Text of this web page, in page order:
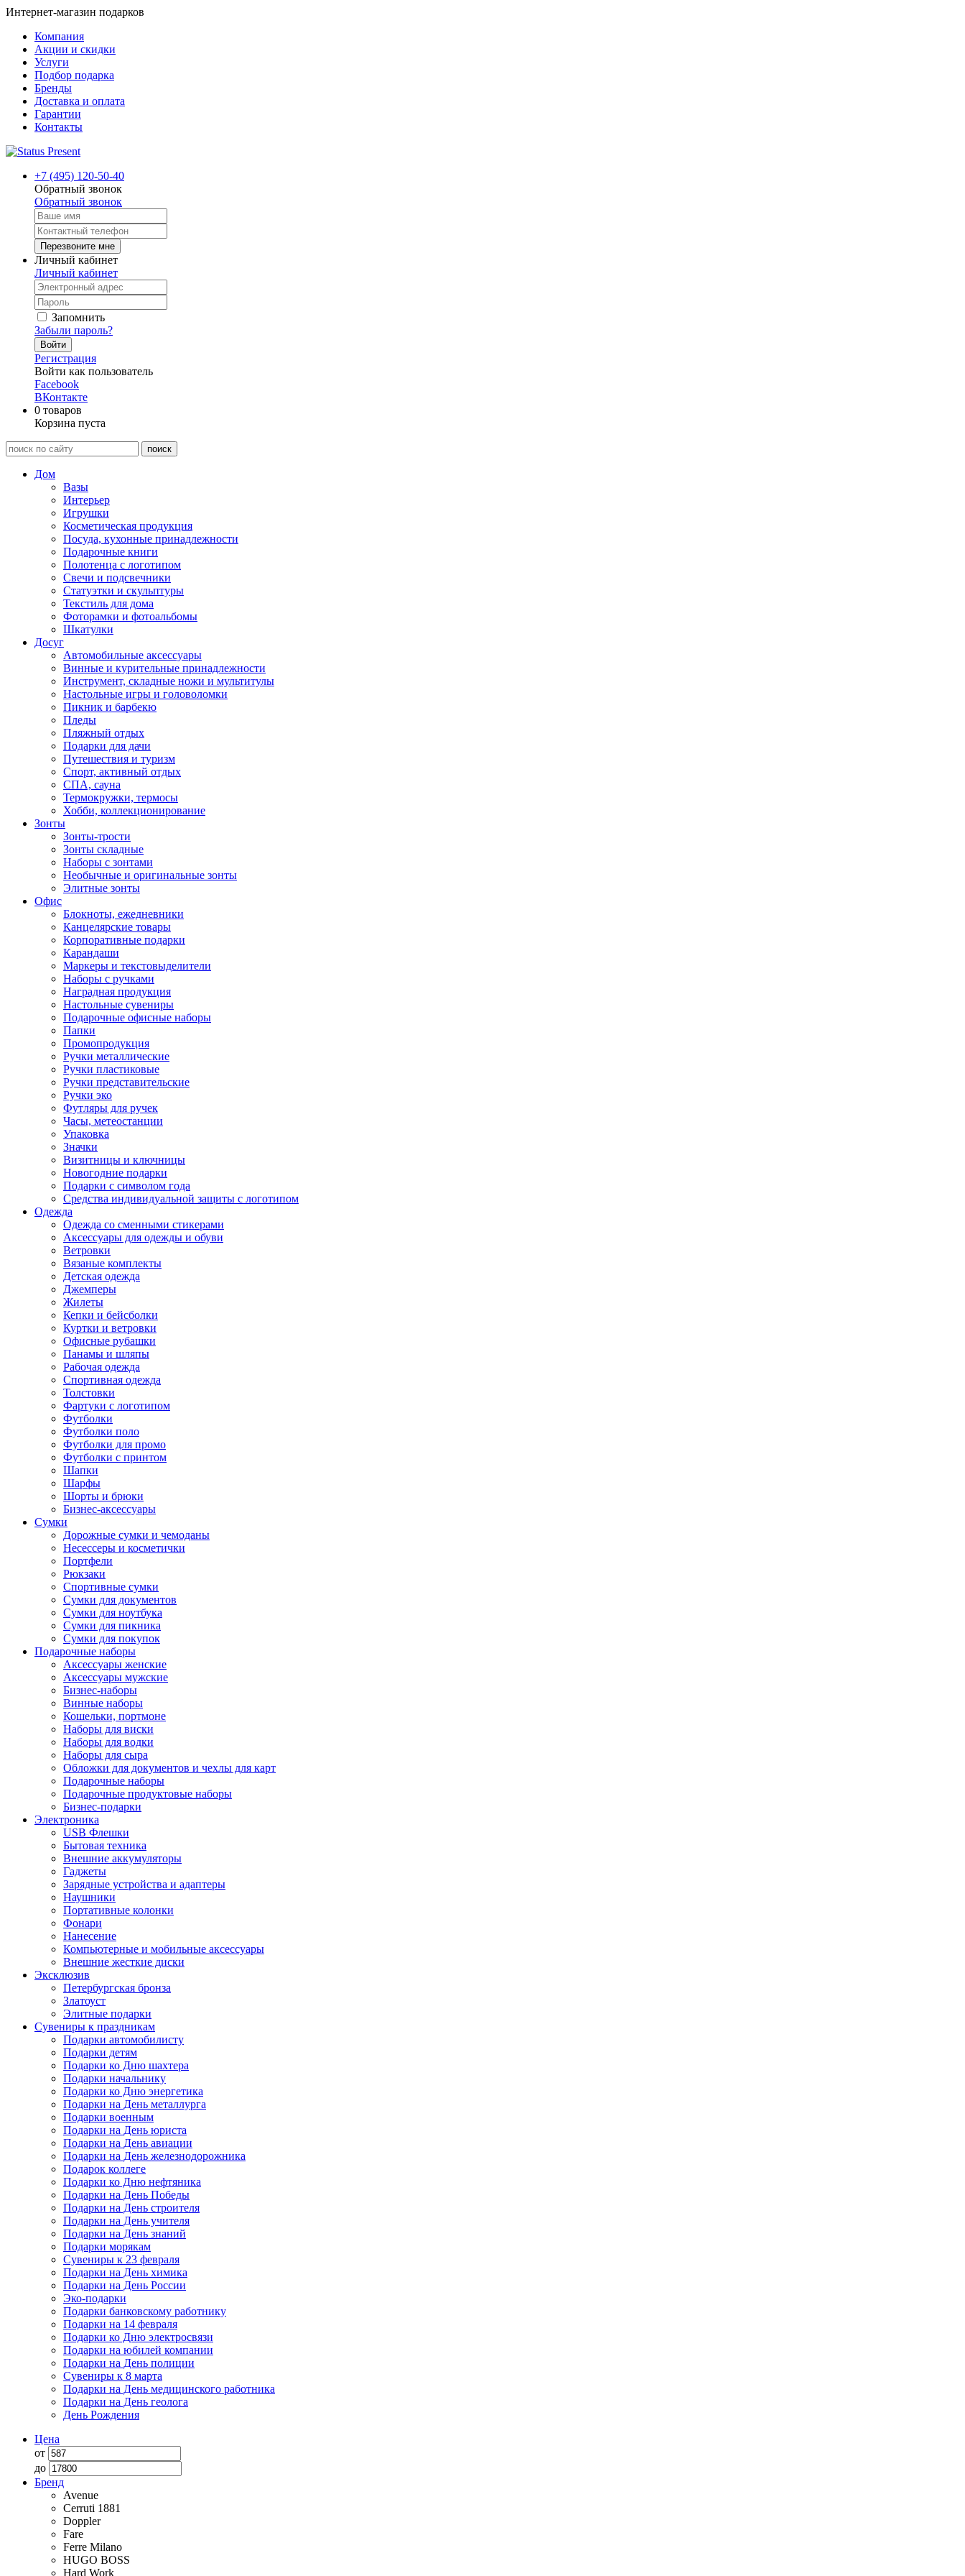
Интернет-магазин подарков
Компания
Акции и скидки
Услуги
Подбор подарка
Бренды
Доставка и оплата
Гарантии
Контакты
+7 (495) 120-50-40
Обратный звонок
Обратный звонок
Перезвоните мне
Личный кабинет
Личный кабинет
Запомнить
Забыли пароль?
Войти
Регистрация
Войти как пользователь
Facebook
ВКонтакте
0 товаров
Корзина пуста
Дом
Вазы
Интерьер
Игрушки
Косметическая продукция
Посуда, кухонные принадлежности
Подарочные книги
Полотенца с логотипом
Свечи и подсвечники
Статуэтки и скульптуры
Текстиль для дома
Фоторамки и фотоальбомы
Шкатулки
Досуг
Автомобильные аксессуары
Винные и курительные принадлежности
Инструмент, складные ножи и мультитулы
Настольные игры и головоломки
Пикник и барбекю
Пледы
Пляжный отдых
Подарки для дачи
Путешествия и туризм
Спорт, активный отдых
СПА, сауна
Термокружки, термосы
Хобби, коллекционирование
Зонты
Зонты-трости
Зонты складные
Наборы с зонтами
Необычные и оригинальные зонты
Элитные зонты
Офис
Блокноты, ежедневники
Канцелярские товары
Корпоративные подарки
Карандаши
Маркеры и текстовыделители
Наборы с ручками
Наградная продукция
Настольные сувениры
Подарочные офисные наборы
Папки
Промопродукция
Ручки металлические
Ручки пластиковые
Ручки представительские
Ручки эко
Футляры для ручек
Часы, метеостанции
Упаковка
Значки
Визитницы и ключницы
Новогодние подарки
Подарки с символом года
Средства индивидуальной защиты с логотипом
Одежда
Одежда со сменными стикерами
Аксессуары для одежды и обуви
Ветровки
Вязаные комплекты
Детская одежда
Джемперы
Жилеты
Кепки и бейсболки
Куртки и ветровки
Офисные рубашки
Панамы и шляпы
Рабочая одежда
Спортивная одежда
Толстовки
Фартуки с логотипом
Футболки
Футболки поло
Футболки для промо
Футболки с принтом
Шапки
Шарфы
Шорты и брюки
Бизнес-аксессуары
Сумки
Дорожные сумки и чемоданы
Несессеры и косметички
Портфели
Рюкзаки
Спортивные сумки
Сумки для документов
Сумки для ноутбука
Сумки для пикника
Сумки для покупок
Подарочные наборы
Аксессуары женские
Аксессуары мужские
Бизнес-наборы
Винные наборы
Кошельки, портмоне
Наборы для виски
Наборы для водки
Наборы для сыра
Обложки для документов и чехлы для карт
Подарочные наборы
Подарочные продуктовые наборы
Бизнес-подарки
Электроника
USB Флешки
Бытовая техника
Внешние аккумуляторы
Гаджеты
Зарядные устройства и адаптеры
Наушники
Портативные колонки
Фонари
Нанесение
Компьютерные и мобильные аксессуары
Внешние жесткие диски
Эксклюзив
Петербургская бронза
Златоуст
Элитные подарки
Сувениры к праздникам
Подарки автомобилисту
Подарки детям
Подарки ко Дню шахтера
Подарки начальнику
Подарки ко Дню энергетика
Подарки на День металлурга
Подарки военным
Подарки на День юриста
Подарки на День авиации
Подарки на День железнодорожника
Подарок коллеге
Подарки ко Дню нефтяника
Подарки на День Победы
Подарки на День строителя
Подарки на День учителя
Подарки на День знаний
Подарки морякам
Сувениры к 23 февраля
Подарки на День химика
Подарки на День России
Эко-подарки
Подарки банковскому работнику
Подарки на 14 февраля
Подарки ко Дню электросвязи
Подарки на юбилей компании
Подарки на День полиции
Сувениры к 8 марта
Подарки на День медицинского работника
Подарки на День геолога
День Рождения
Цена
от
до
Бренд
Avenue
Cerruti 1881
Doppler
Fare
Ferre Milano
HUGO BOSS
Hard Work